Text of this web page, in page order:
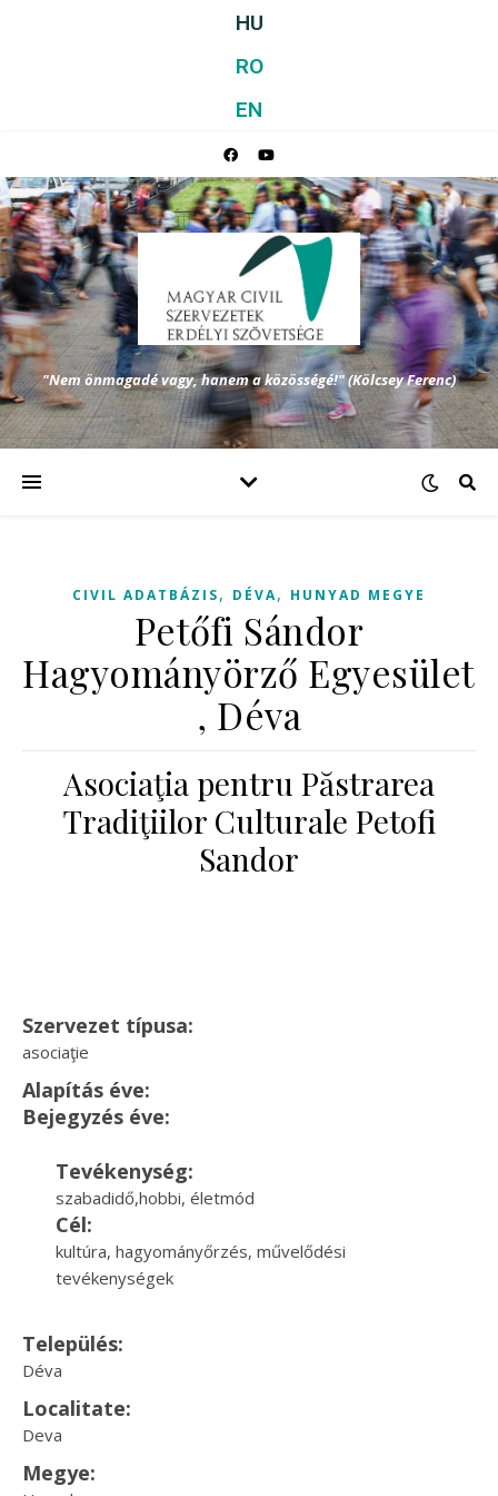
HU
RO
EN
"Nem önmagadé vagy, hanem a közösségé!" (Kölcsey Ferenc)
CIVIL ADATBÁZIS, DÉVA, HUNYAD MEGYE
Petőfi Sándor
Hagyományörző Egyesület
, Déva
Asociaţia pentru Păstrarea
Tradiţiilor Culturale Petofi
Sandor
Szervezet típusa:
asociaţie
Alapítás éve:
Bejegyzés éve:
Tevékenység:
szabadidő,hobbi, életmód
Cél:
kultúra, hagyományőrzés, művelődési
tevékenységek
Település:
Déva
Localitate:
Deva
Megye: